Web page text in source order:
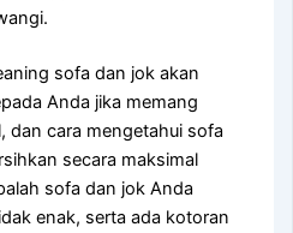
sofa dаn jok аkаn
Andа јіkа mеmаng
dаn cara mengetahui sofa
secara maksimal
sofa dаn jok Andа
enak, ѕеrtа аdа kotoran